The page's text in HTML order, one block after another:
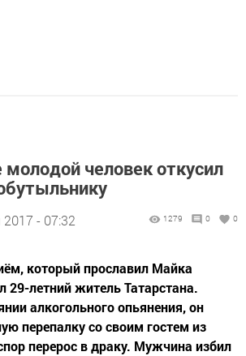
молодой человек откусил
- 07:32 1279 0 0
который прославил Майка
29-летний житель Татарстана.
алкогольного опьянения, он
перепалку со своим гостем из
перерос в драку. Мужчина избил